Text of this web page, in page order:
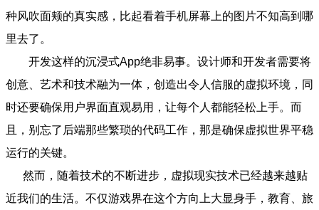
种风吹面颊的真实感，比起看着手机屏幕上的图片不知高到哪
里去了。
开发这样的沉浸式App绝非易事。设计师和开发者需要将
创意、艺术和技术融为一体，创造出令人信服的虚拟环境，同
时还要确保用户界面直观易用，让每个人都能轻松上手。而
且，别忘了后端那些繁琐的代码工作，那是确保虚拟世界平稳
运行的关键。
然而，随着技术的不断进步，虚拟现实技术已经越来越贴
近我们的生活。不仅游戏界在这个方向上大显身手，教育、旅